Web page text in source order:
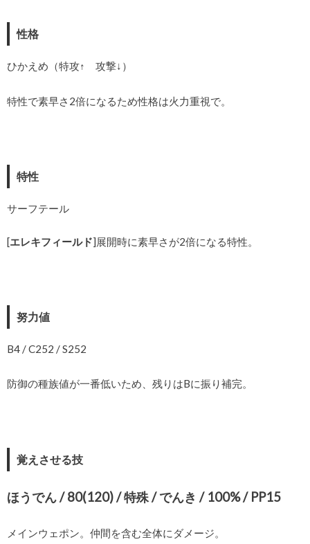
性格
ひかえめ（特攻↑ 攻撃↓）
特性で素早さ2倍になるため性格は火力重視で。
特性
サーフテール
[エレキフィールド]展開時に素早さが2倍になる特性。
努力値
B4 / C252 / S252
防御の種族値が一番低いため、残りはBに振り補完。
覚えさせる技
ほうでん / 80(120) / 特殊 / でんき / 100% / PP15
メインウェポン。仲間を含む全体にダメージ。